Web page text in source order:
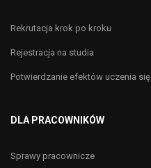
Rekrutacja krok po kroku
Rejestracja na studia
Potwierdzanie efektów uczenia się
DLA PRACOWNIKÓW
Sprawy pracownicze